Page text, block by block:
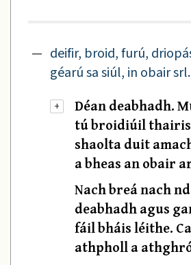
— deifir, broid, furú,
géarú sa siúl, in obair srl.
+
Déan deabhadh.
tú broidiúil
shaolta duit
a bheas an obair
Nach breá nach
deabhadh agus
fáil bháis léithe.
athpholl a